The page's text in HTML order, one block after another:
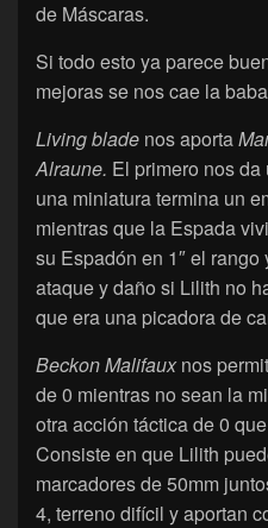
de Máscaras.
Si todo esto ya parece
mejoras se nos cae la
Living blade nos aporta
Alraune. El primero nos
una miniatura termina un
mientras que la Espada
su Espadón en 1″ el
ataque y daño si Lilith no
que era una picadora de
Beckon Malifauxnos
de 0 mientras no sean la
otra acción táctica de 0
Consiste en que Lilith
marcadores de 50mm
4, terreno difícil y aportan